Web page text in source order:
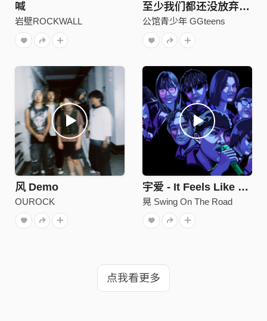
喊
岩壁ROCKWALL
至少我们都还没放弃(Lucy ver.)
公馆青少年 GGteens
风 Demo
OUROCK
宇爱 - It Feels Like Deja Vu
晃 Swing On The Road
点我看更多